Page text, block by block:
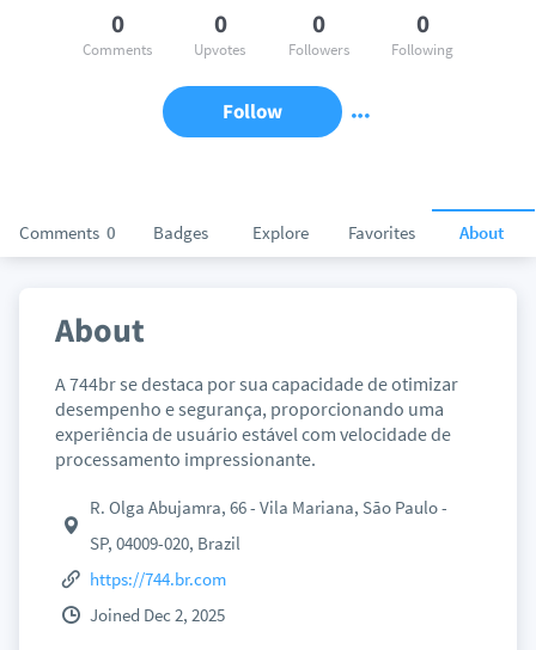
Comments 0 Badges Explore Favorites About
0
Comments
0
Upvotes
0
Followers
0
Following
Follow
About
A 744br se destaca por sua capacidade de otimizar
desempenho e segurança, proporcionando uma
experiência de usuário estável com velocidade de
processamento impressionante.
R. Olga Abujamra, 66 - Vila Mariana, São Paulo -
SP, 04009-020, Brazil
https://744.br.com
Joined Dec 2, 2025